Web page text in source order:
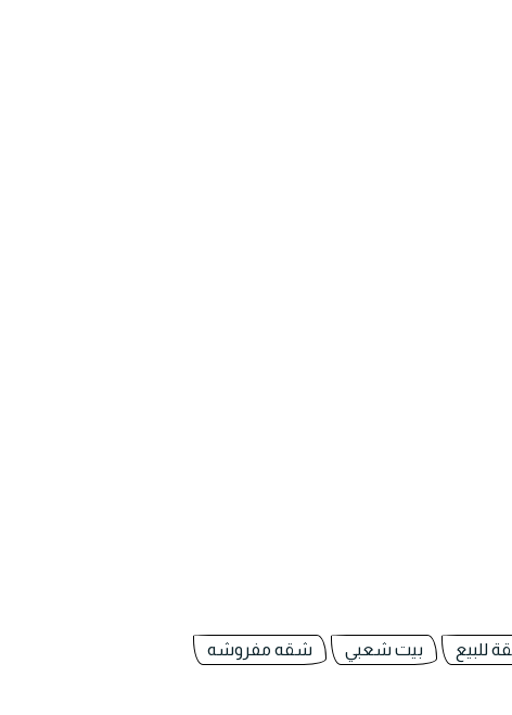
للبيع بيت شعبي
شقه مفروشه